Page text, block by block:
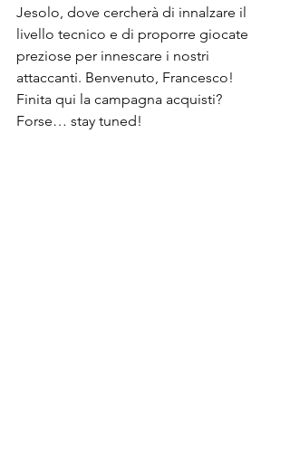
Jesolo, dove cercherà di innalzare il
livello tecnico e di proporre giocate
preziose per innescare i nostri
attaccanti. Benvenuto, Francesco!
Finita qui la campagna acquisti?
Forse… stay tuned!